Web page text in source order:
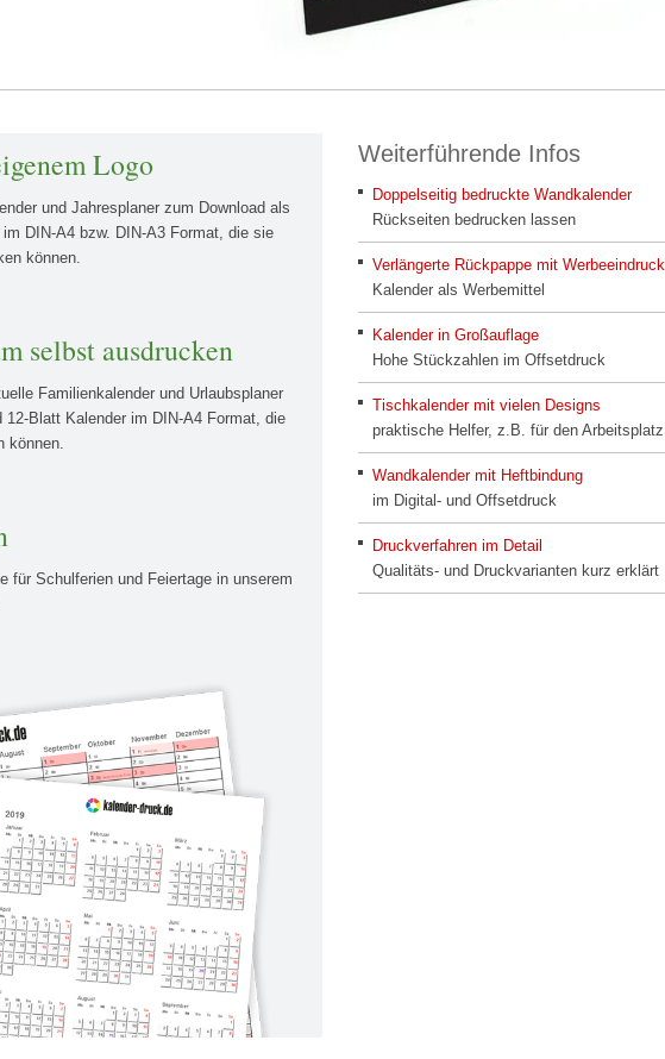
Logo
und Jahresplaner zum Download als
DIN-A4 bzw. DIN-A3 Format, die sie
können.
selbst ausdrucken
Familienkalender und Urlaubsplaner
Blatt Kalender im DIN-A4 Format, die
können.
für Schulferien und Feiertage in unserem
Weiterführende Infos
Doppelseitig bedruckte Wandkalender
Rückseiten bedrucken lassen
Verlängerte Rückpappe mit Werbeeindruck
Kalender als Werbemittel
Kalender in Großauflage
Hohe Stückzahlen im Offsetdruck
Tischkalender mit vielen Designs
praktische Helfer, z.B. für den Arbeitsplatz
Wandkalender mit Heftbindung
im Digital- und Offsetdruck
Druckverfahren im Detail
Qualitäts- und Druckvarianten kurz erklärt